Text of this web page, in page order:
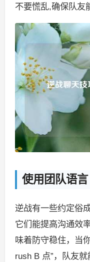
不要慌乱,确保队友
使用团队语言
逆战有一些约定俗
它们能提高沟通效
味着防守稳住，当
rush B 点”，队友